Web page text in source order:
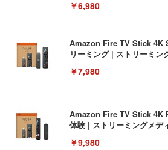
￥6,980
Amazon Fire TV Stick 4K
リーミング | ストリーミン
￥7,980
Amazon Fire TV Stick 4K
体験 | ストリーミングメデ
￥9,980